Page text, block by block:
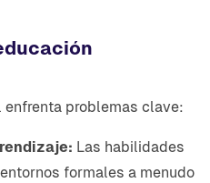
problemas clave:
Las habilidades
formales a menudo